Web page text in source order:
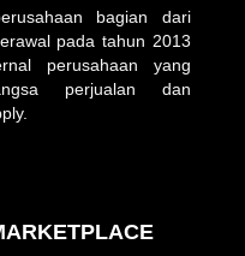
bagian dari
pada tahun 2013
perusahaan yang
perjualan dan